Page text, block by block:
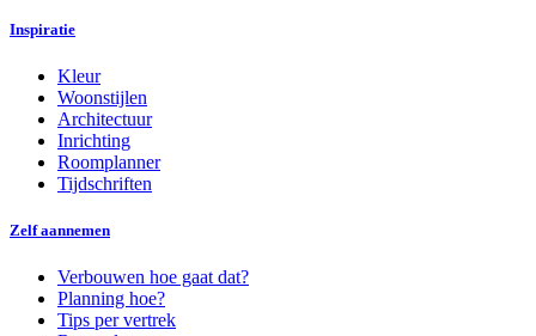
Inspiratie
Kleur
Woonstijlen
Architectuur
Inrichting
Roomplanner
Tijdschriften
Zelf aannemen
Verbouwen hoe gaat dat?
Planning hoe?
Tips per vertrek